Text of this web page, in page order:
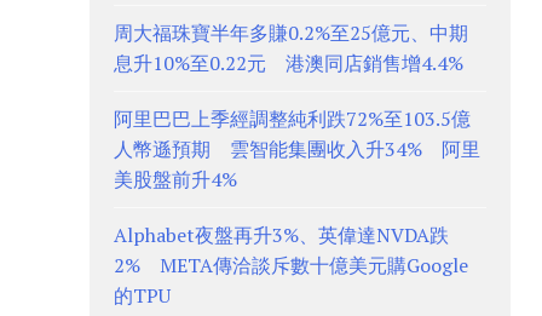
周大福珠寶半年多賺0.2%至25億元、中期
息升10%至0.22元 港澳同店銷售增4.4%
阿里巴巴上季經調整純利跌72%至103.5億
人幣遜預期 雲智能集團收入升34% 阿里
美股盤前升4%
Alphabet夜盤再升3%、英偉達NVDA跌
2% META傳洽談斥數十億美元購Google
的TPU